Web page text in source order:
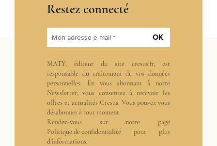
Restez connecté
Mon adresse e-mail * OK
MATY, éditeur du site cresus.fr, est
responsable du traitement de vos données
personnelles. En vous abonnant à notre
Newsletter, vous consentez à recevoir les
offres et actualités Cresus. Vous pouvez vous
désabonner à tout moment.
Rendez-vous sur notre page
Politique de confidentialité pour plus
d’informations.